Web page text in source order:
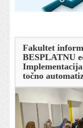
Fakultet
BESPLATNU
točno